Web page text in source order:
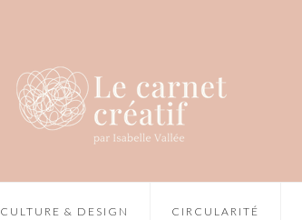
CULTURE & DESIGN CIRCULARITÉ